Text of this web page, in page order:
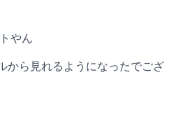
やん
から見れるようになったでござ